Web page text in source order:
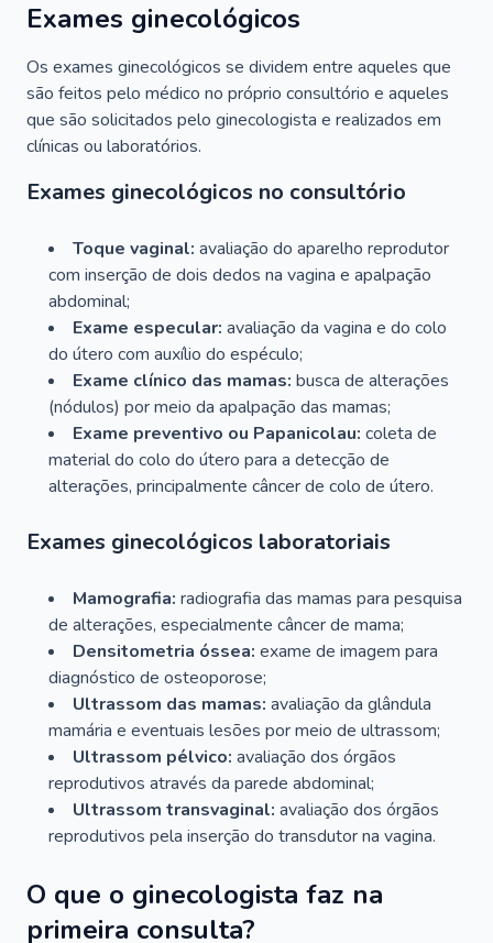
Exames ginecológicos
Os exames ginecológicos se dividem entre aqueles que
são feitos pelo médico no próprio consultório e aqueles
que são solicitados pelo ginecologista e realizados em
clínicas ou laboratórios.
Exames ginecológicos no consultório
Toque vaginal: avaliação do aparelho reprodutor
com inserção de dois dedos na vagina e apalpação
abdominal;
Exame especular: avaliação da vagina e do colo
do útero com auxílio do espéculo;
Exame clínico das mamas: busca de alterações
(nódulos) por meio da apalpação das mamas;
Exame preventivo ou Papanicolau: coleta de
material do colo do útero para a detecção de
alterações, principalmente câncer de colo de útero.
Exames ginecológicos laboratoriais
Mamografia: radiografia das mamas para pesquisa
de alterações, especialmente câncer de mama;
Densitometria óssea: exame de imagem para
diagnóstico de osteoporose;
Ultrassom das mamas: avaliação da glândula
mamária e eventuais lesões por meio de ultrassom;
Ultrassom pélvico: avaliação dos órgãos
reprodutivos através da parede abdominal;
Ultrassom transvaginal: avaliação dos órgãos
reprodutivos pela inserção do transdutor na vagina.
O que o ginecologista faz na
primeira consulta?